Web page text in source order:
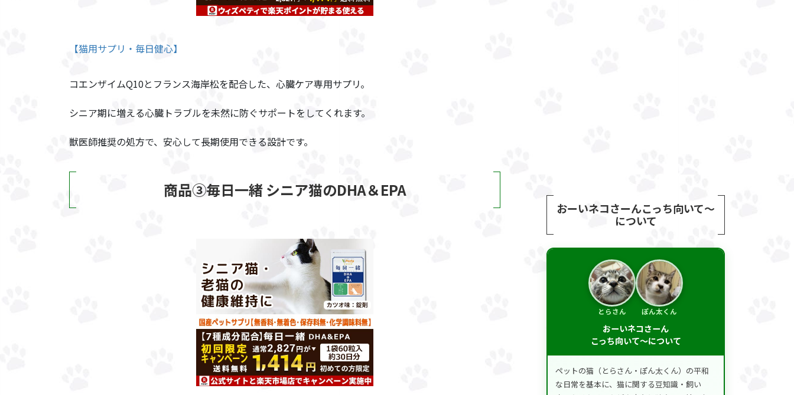
【猫用サプリ・毎日健心】
コエンザイムQ10とフランス海岸松を配合した、心臓ケア専用サプリ。
シニア期に増える心臓トラブルを未然に防ぐサポートをしてくれます。
獣医師推奨の処方で、安心して長期使用できる設計です。
商品③毎日一緒 シニア猫のDHA＆EPA
おーいネコさーんこっち向いて～
について
とらさん ぽん太くん
おーいネコさーん
こっち向いて～について
ペットの猫（とらさん・ぽん太くん）の平和
な日常を基本に、猫に関する豆知識・飼い